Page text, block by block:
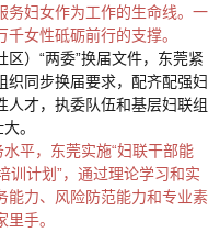
务妇女作为工作的生命线。一
女性砥砺前行的支撑。
）“两委”换届文件，东莞紧
织同步换届要求，配齐配强妇
人才，执委队伍和基层妇联组
。
平，东莞实施“妇联干部能
训计划”，通过理论学习和实
能力、风险防范能力和专业素
手。